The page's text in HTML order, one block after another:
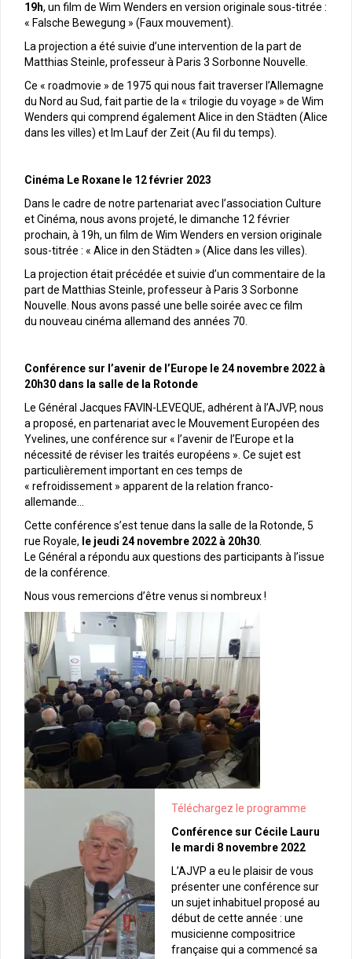
19h, un film de Wim Wenders en version originale sous-titrée :
« Falsche Bewegung » (Faux mouvement).
La projection a été suivie d’une intervention de la part de
Matthias Steinle, professeur à Paris 3 Sorbonne Nouvelle.
Ce « roadmovie » de 1975 qui nous fait traverser l’Allemagne
du Nord au Sud, fait partie de la « trilogie du voyage » de Wim
Wenders qui comprend également Alice in den Städten (Alice
dans les villes) et Im Lauf der Zeit (Au fil du temps).
Cinéma Le Roxane le 12 février 2023
Dans le cadre de notre partenariat avec l’association Culture
et Cinéma, nous avons projeté, le dimanche 12 février
prochain, à 19h, un film de Wim Wenders en version originale
sous-titrée : « Alice in den Städten » (Alice dans les villes).
La projection était précédée et suivie d’un commentaire de la
part de Matthias Steinle, professeur à Paris 3 Sorbonne
Nouvelle. Nous avons passé une belle soirée avec ce film
du nouveau cinéma allemand des années 70.
Conférence sur l’avenir de l’Europe le 24 novembre 2022 à
20h30 dans la salle de la Rotonde
Le Général Jacques FAVIN-LEVEQUE, adhérent à l’AJVP, nous
a proposé, en partenariat avec le Mouvement Européen des
Yvelines, une conférence sur « l’avenir de l’Europe et la
nécessité de réviser les traités européens ». Ce sujet est
particulièrement important en ces temps de
« refroidissement » apparent de la relation franco-
allemande…
Cette conférence s’est tenue dans la salle de la Rotonde, 5
rue Royale, le jeudi 24 novembre 2022 à 20h30.
Le Général a répondu aux questions des participants à l’issue
de la conférence.
Nous vous remercions d’être venus si nombreux !
Téléchargez le programme
Conférence sur Cécile Lauru
le mardi 8 novembre 2022
L’AJVP a eu le plaisir de vous
présenter une conférence sur
un sujet inhabituel proposé au
début de cette année : une
musicienne compositrice
française qui a commencé sa